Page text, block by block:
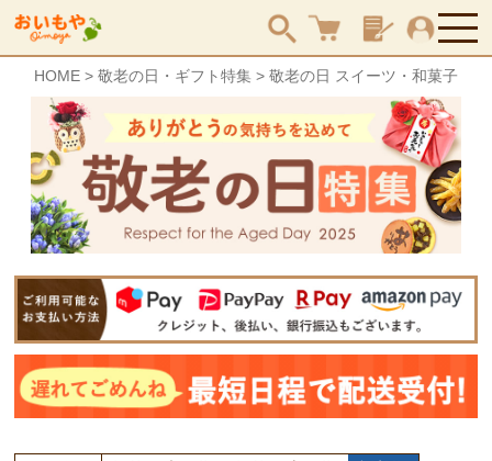
HOME 敬老の日・ギフト特集 敬老の日 スイーツ・和菓子